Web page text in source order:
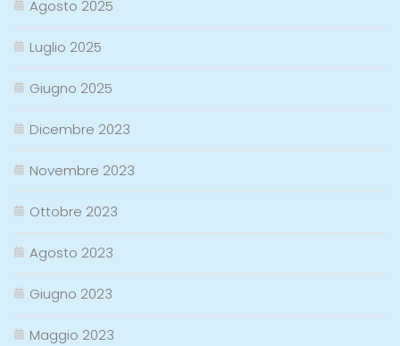
Agosto 2025
Luglio 2025
Giugno 2025
Dicembre 2023
Novembre 2023
Ottobre 2023
Agosto 2023
Giugno 2023
Maggio 2023